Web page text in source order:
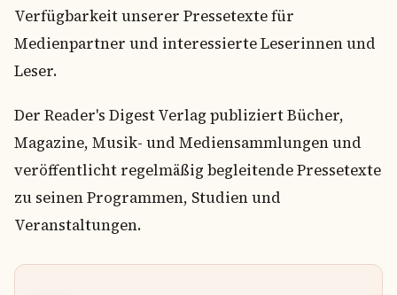
Verfügbarkeit unserer Pressetexte für
Medienpartner und interessierte Leserinnen und
Leser.
Der Reader's Digest Verlag publiziert Bücher,
Magazine, Musik- und Mediensammlungen und
veröffentlicht regelmäßig begleitende Pressetexte
zu seinen Programmen, Studien und
Veranstaltungen.